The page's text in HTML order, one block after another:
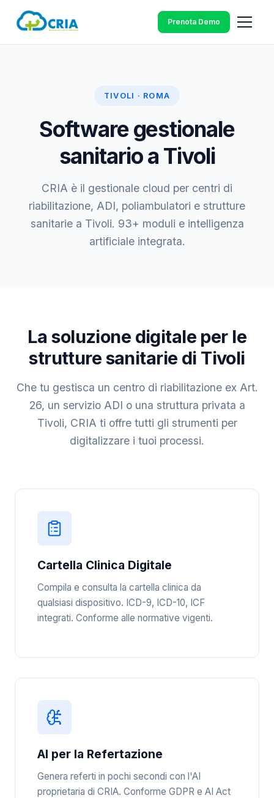
Prenota Demo
TIVOLI · ROMA
Software gestionale
sanitario a Tivoli
CRIA è il gestionale cloud per centri di
riabilitazione, ADI, poliambulatori e strutture
sanitarie a Tivoli. 93+ moduli e intelligenza
artificiale integrata.
La soluzione digitale per le
strutture sanitarie di Tivoli
Che tu gestisca un centro di riabilitazione ex Art.
26, un servizio ADI o una struttura privata a
Tivoli, CRIA ti offre tutti gli strumenti per
digitalizzare i tuoi processi.
Cartella Clinica Digitale
Compila e consulta la cartella clinica da
qualsiasi dispositivo. ICD-9, ICD-10, ICF
integrati. Conforme alle normative vigenti.
AI per la Refertazione
Genera referti in pochi secondi con l'AI
proprietaria di CRIA. Conforme GDPR e AI Act